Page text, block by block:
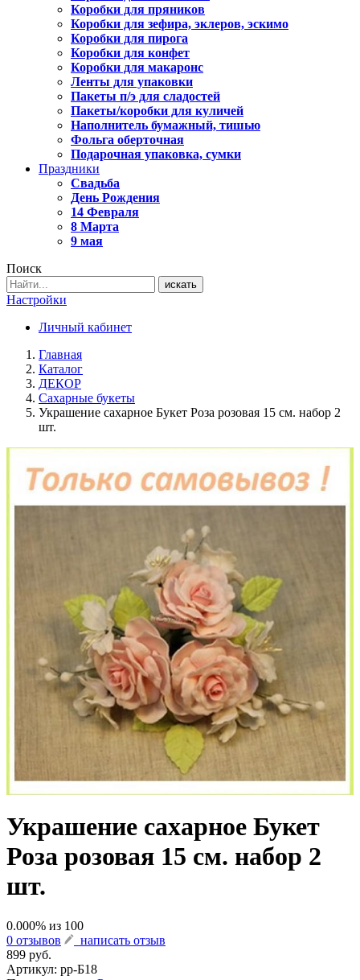
Коробки для пряников
Коробки для зефира, эклеров, эскимо
Коробки для пирога
Коробки для конфет
Коробки для макаронс
Ленты для упаковки
Пакеты п/э для сладостей
Пакеты/коробки для куличей
Наполнитель бумажный, тишью
Фольга оберточная
Подарочная упаковка, сумки
Праздники
Свадьба
День Рождения
14 Февраля
8 Марта
9 мая
Поиск
искать
Настройки
Личный кабинет
Главная
Каталог
ДЕКОР
Сахарные букеты
Украшение сахарное Букет Роза розовая 15 см. набор 2
шт.
Украшение сахарное Букет
Роза розовая 15 см. набор 2
шт.
0.000% из 100
0 отзывов
написать отзыв
899 руб.
Артикул: рр-Б18